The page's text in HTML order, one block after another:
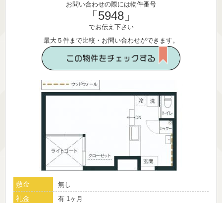
お問い合わせの際には物件番号
「5948」
でお伝え下さい
最大５件まで比較・お問い合わせができます。
敷金 無し
礼金 有 1ヶ月